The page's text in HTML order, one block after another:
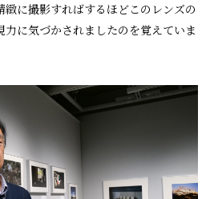
に撮影すればするほどこのレンズの
に気づかされましたのを覚えていま